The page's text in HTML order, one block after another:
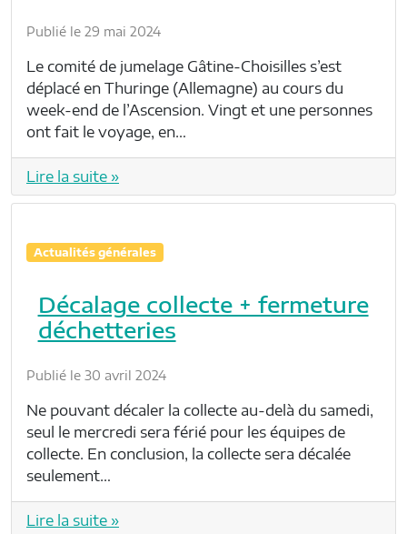
Publié le 29 mai 2024
Le comité de jumelage Gâtine-Choisilles s’est
déplacé en Thuringe (Allemagne) au cours du
week-end de l’Ascension. Vingt et une personnes
ont fait le voyage, en…
Lire la suite »
Actualités générales
Décalage collecte + fermeture
déchetteries
Publié le 30 avril 2024
Ne pouvant décaler la collecte au-delà du samedi,
seul le mercredi sera férié pour les équipes de
collecte. En conclusion, la collecte sera décalée
seulement…
Lire la suite »